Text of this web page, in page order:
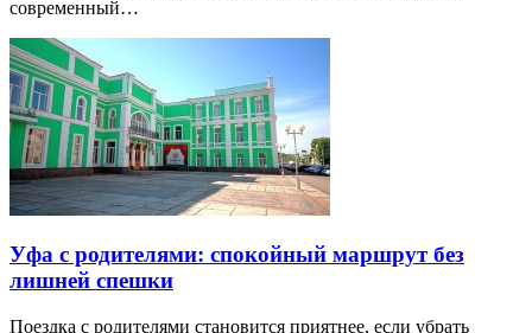
современный…
Уфа с родителями: спокойный маршрут без
лишней спешки
Поездка с родителями становится приятнее, если убрать